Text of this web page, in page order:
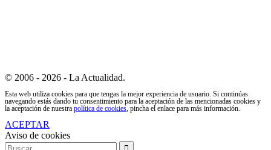
© 2006 - 2026 - La Actualidad.
Esta web utiliza cookies para que tengas la mejor experiencia de usuario. Si continúas
navegando estás dando tu consentimiento para la aceptación de las mencionadas cookies y
la aceptación de nuestra política de cookies, pincha el enlace para más información.
ACEPTAR
Aviso de cookies